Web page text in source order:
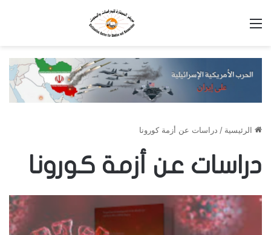
الرئيسية / دراسات عن أزمة كورونا
دراسات عن أزمة كورونا